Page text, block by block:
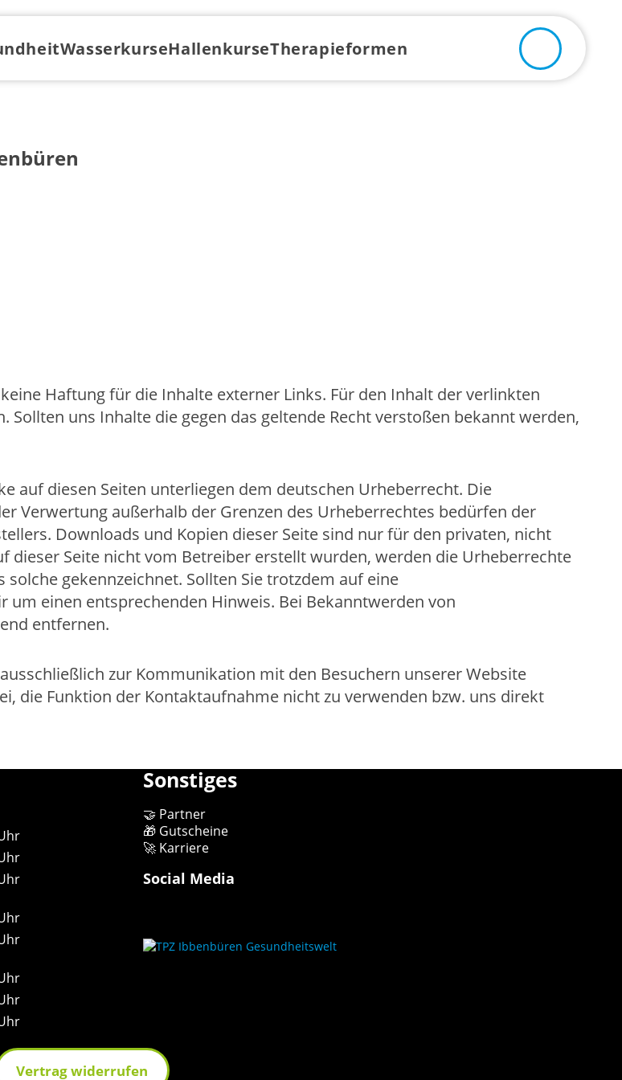
WasserkurseHallenkurseTherapieformen
Haftung für die Inhalte externer Links. Für den Inhalt der verlinkten
uns Inhalte die gegen das geltende Recht verstoßen bekannt werden,
auf diesen Seiten unterliegen dem deutschen Urheberrecht. Die
Verwertung außerhalb der Grenzen des Urheberrechtes bedürfen der
Downloads und Kopien dieser Seite sind nur für den privaten, nicht
dieser Seite nicht vom Betreiber erstellt wurden, werden die Urheberrechte
gekennzeichnet. Sollten Sie trotzdem auf eine
einen entsprechenden Hinweis. Bei Bekanntwerden von
entfernen.
zur Kommunikation mit den Besuchern unserer Website
die Funktion der Kontaktaufnahme nicht zu verwenden bzw. uns direkt
Sonstiges
🤝 Partner
🎁 Gutscheine
🚀 Karriere
Social Media
Vertrag widerrufen